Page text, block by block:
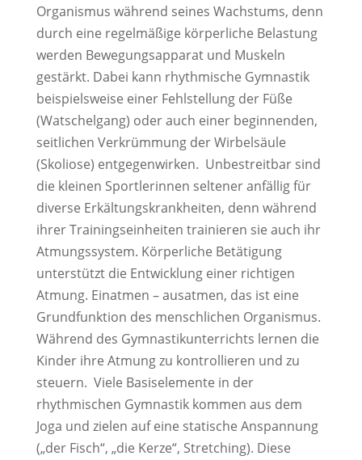
Organismus während seines Wachstums, denn
durch eine regelmäßige körperliche Belastung
werden Bewegungsapparat und Muskeln
gestärkt. Dabei kann rhythmische Gymnastik
beispielsweise einer Fehlstellung der Füße
(Watschelgang) oder auch einer beginnenden,
seitlichen Verkrümmung der Wirbelsäule
(Skoliose) entgegenwirken. Unbestreitbar sind
die kleinen Sportlerinnen seltener anfällig für
diverse Erkältungskrankheiten, denn während
ihrer Trainingseinheiten trainieren sie auch ihr
Atmungssystem. Körperliche Betätigung
unterstützt die Entwicklung einer richtigen
Atmung. Einatmen – ausatmen, das ist eine
Grundfunktion des menschlichen Organismus.
Während des Gymnastikunterrichts lernen die
Kinder ihre Atmung zu kontrollieren und zu
steuern. Viele Basiselemente in der
rhythmischen Gymnastik kommen aus dem
Joga und zielen auf eine statische Anspannung
(„der Fisch“, „die Kerze“, Stretching). Diese